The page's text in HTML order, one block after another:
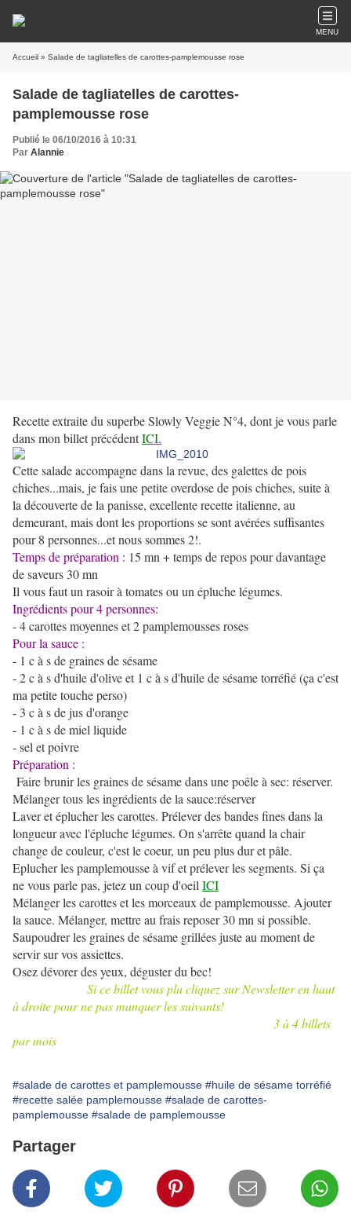
MENU
Accueil » Salade de tagliatelles de carottes-pamplemousse rose
Salade de tagliatelles de carottes-
pamplemousse rose
Publié le 06/10/2016 à 10:31
Par Alannie
Recette extraite du superbe Slowly Veggie N°4, dont je vous parle
dans mon billet précédentICI.
Cette salade accompagne dans la revue, des galettes de pois
chiches...mais, je fais une petite overdose de pois chiches, suite à
la découverte de la panisse, excellente recette italienne, au
demeurant, mais dont les proportions se sont avérées suffisantes
pour 8 personnes...et nous sommes 2!.
Temps de préparation : 15 mn + temps de repos pour davantage
de saveurs 30 mn
Il vous faut un rasoir à tomates ou un épluche légumes.
Ingrédients pour 4 personnes:
- 4 carottes moyennes et 2 pamplemousses roses
Pour la sauce :
- 1 c à s de graines de sésame
- 2 c à s d'huile d'olive et 1 c à s d'huile de sésame torréfié (ça c'est
ma petite touche perso)
- 3 c à s de jus d'orange
- 1 c à s de miel liquide
- sel et poivre
Préparation :
Faire brunir les graines de sésame dans une poêle à sec: réserver.
Mélanger tous les ingrédients de la sauce:réserver
Laver et éplucher les carottes. Prélever des bandes fines dans la
longueur avec l'épluche légumes. On s'arrête quand la chair
change de couleur, c'est le coeur, un peu plus dur et pâle.
Eplucher les pamplemousse à vif et prélever les segments. Si ça
ne vous parle pas, jetez un coup d'oeil ICI
Mélanger les carottes et les morceaux de pamplemousse. Ajouter
la sauce. Mélanger, mettre au frais reposer 30 mn si possible.
Saupoudrer les graines de sésame grillées juste au moment de
servir sur vos assiettes.
Osez dévorer des yeux, déguster du bec!
Si ce billet vous plu cliquez sur Newsletter en haut
à droite pour ne pas manquer les suivants!
3 à 4 billets
par mois
#salade de carottes et pamplemousse #huile de sésame torréfié
#recette salée pamplemousse #salade de carottes-
pamplemousse #salade de pamplemousse
Partager